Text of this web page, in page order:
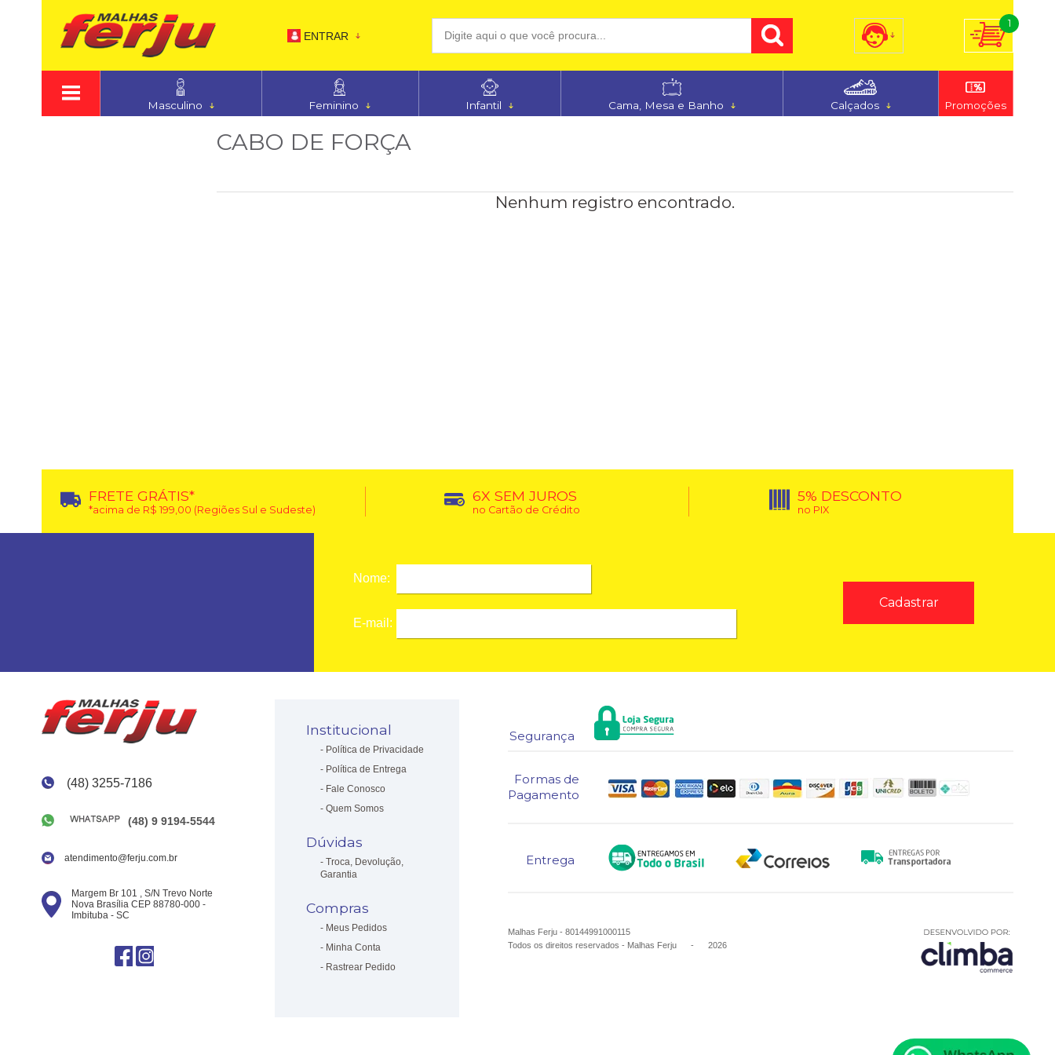
ENTRAR
(48) 3255-7186
1
Masculino Feminino Infantil Cama, Mesa e Banho Calçados Promoções
CABO DE FORÇA
Nenhum registro encontrado.
FRETE GRÁTIS*
*acima de R$ 199,00 (Regiões Sul e Sudeste)
6X SEM JUROS
no Cartão de Crédito
5% DESCONTO
no PIX
Nome:
E-mail:
(48) 3255-7186
(48) 9 9194-5544
atendimento@ferju.com.br
Margem Br 101 , S/N Trevo Norte
Nova Brasília CEP 88780-000 -
Imbituba - SC
Institucional
Política de Privacidade
Política de Entrega
Fale Conosco
Quem Somos
Dúvidas
Troca, Devolução,
Garantia
Compras
Meus Pedidos
Minha Conta
Rastrear Pedido
Segurança
Formas de
Pagamento
Entrega
Malhas Ferju - 80144991000115
Todos os direitos reservados- Malhas Ferju - 2026